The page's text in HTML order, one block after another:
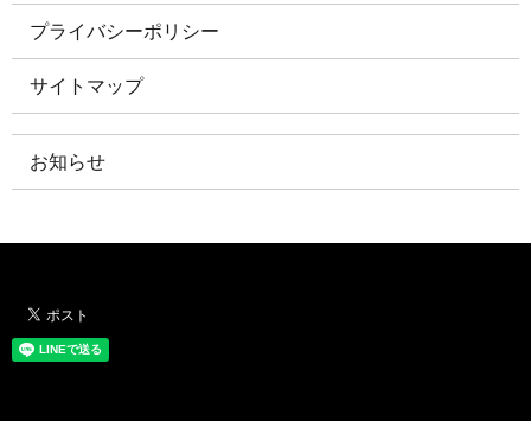
プライバシーポリシー
サイトマップ
お知らせ